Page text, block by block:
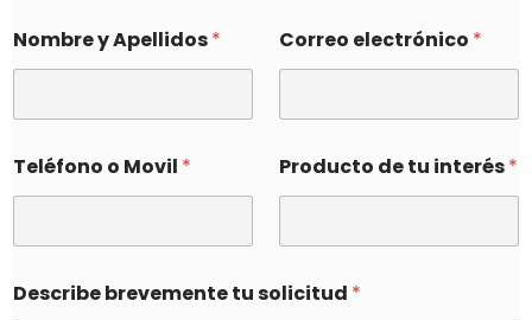
Nombre y Apellidos* Correo electrónico *
Teléfono o Movil * Producto de tu interés*
Describe brevemente tu solicitud *